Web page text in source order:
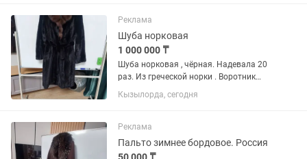
Материал вверха -Поликоттон...
Реклама
Шуба норковая
1 000 000 ₸
Шуба норковая , чёрная. Надевала 20
раз. Из греческой норки . Воротник
соболь..Состояние как новая. Куплена
в 2019 году. Есть карманы
Кызылорда, сегодня
Реклама
Пальто зимнее бордовое. Россия